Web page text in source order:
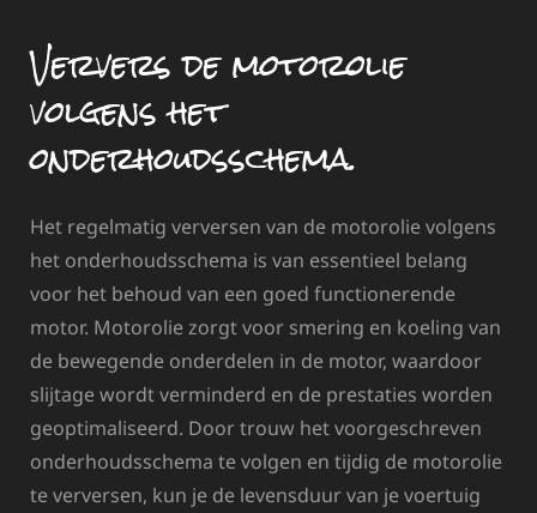
Ververs de motorolie
volgens het
onderhoudsschema.
Het regelmatig verversen van de motorolie volgens
het onderhoudsschema is van essentieel belang
voor het behoud van een goed functionerende
motor. Motorolie zorgt voor smering en koeling van
de bewegende onderdelen in de motor, waardoor
slijtage wordt verminderd en de prestaties worden
geoptimaliseerd. Door trouw het voorgeschreven
onderhoudsschema te volgen en tijdig de motorolie
te verversen, kun je de levensduur van je voertuig